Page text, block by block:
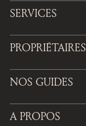
SERVICES
PROPRIÉTAIRES
NOS GUIDES
A PROPOS